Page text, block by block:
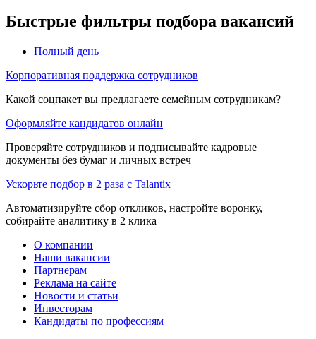
Быстрые фильтры подбора вакансий
Полный день
Корпоративная поддержка сотрудников
Какой соцпакет вы предлагаете семейным сотрудникам?
Оформляйте кандидатов онлайн
Проверяйте сотрудников и подписывайте кадровые
документы без бумаг и личных встреч
Ускорьте подбор в 2 раза с Talantix
Автоматизируйте сбор откликов, настройте воронку,
собирайте аналитику в 2 клика
О компании
Наши вакансии
Партнерам
Реклама на сайте
Новости и статьи
Инвесторам
Кандидаты по профессиям